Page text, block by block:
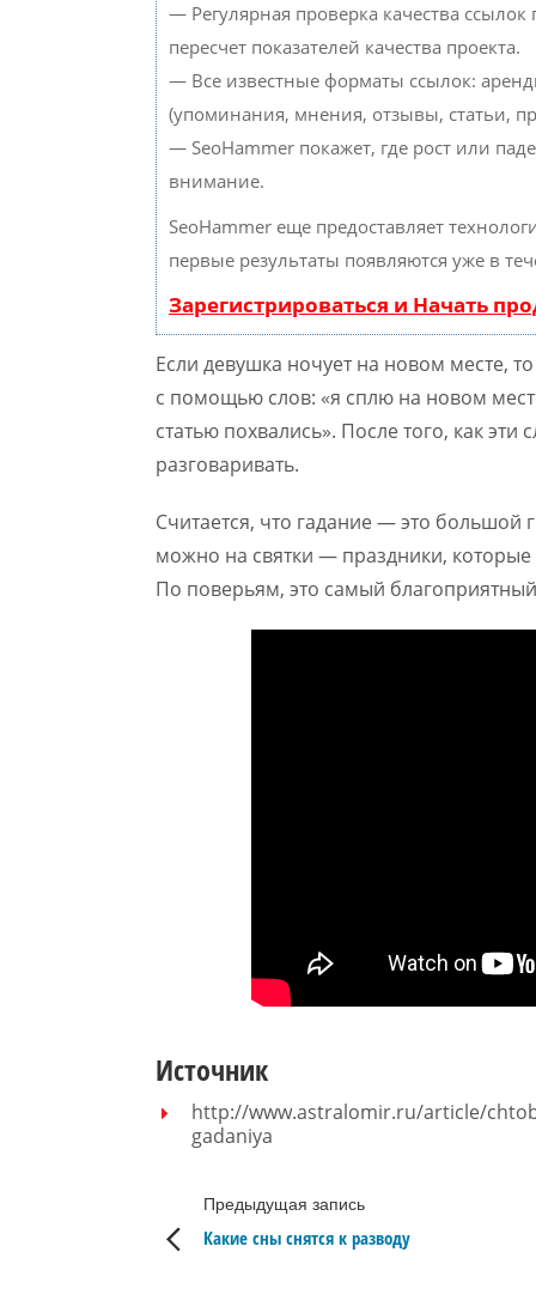
— Регулярная проверка качества
пересчет показателей качества проекта.
— Все известные форматы ссылок:
(упоминания, мнения, отзывы, статьи,
— SeoHammer покажет, где рост или
внимание.
SeoHammer еще предоставляет
первые результаты появляются уже в
Зарегистрироваться и Начать
Если девушка ночует на новом месте,
с помощью слов: «я сплю на новом
статью похвались». После того, как
разговаривать.
Считается, что гадание — это большой
можно на святки — праздники,
По поверьям, это самый
Источник
http://www.astralomir.ru/article/
gadaniya
Предыдущая запись
Какие сны снятся к разводу